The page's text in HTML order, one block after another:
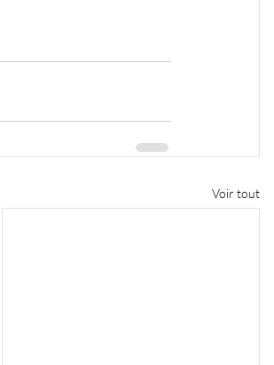
Voir tout